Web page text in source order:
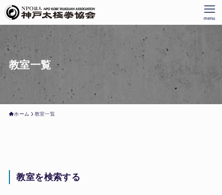
menu
教室一覧
ホーム 教室一覧
教室を検索する